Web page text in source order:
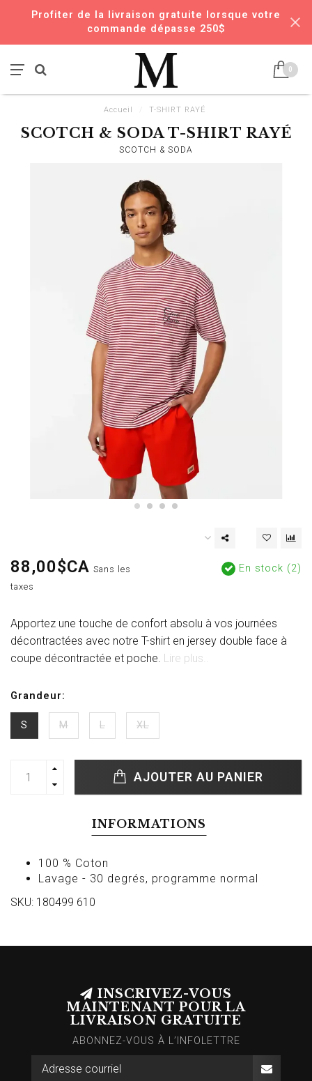
Profiter de la livraison gratuite lorsque votre
commande dépasse 250$
0
Accueil T-SHIRT RAYÉ
SCOTCH & SODA T-SHIRT RAYÉ
SCOTCH & SODA
88,00$CA Sans les
taxes
En stock (2)
Apportez une touche de confort absolu à vos journées
décontractées avec notre T-shirt en jersey double face à
coupe décontractée et poche. Lire plus..
Grandeur:
S M L XL
AJOUTER AU PANIER
INFORMATIONS
100 % Coton
Lavage - 30 degrés, programme normal
SKU: 180499 610
INSCRIVEZ-VOUS
MAINTENANT POUR LA
LIVRAISON GRATUITE
ABONNEZ-VOUS À L’INFOLETTRE